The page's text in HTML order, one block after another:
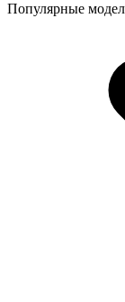
Популярные